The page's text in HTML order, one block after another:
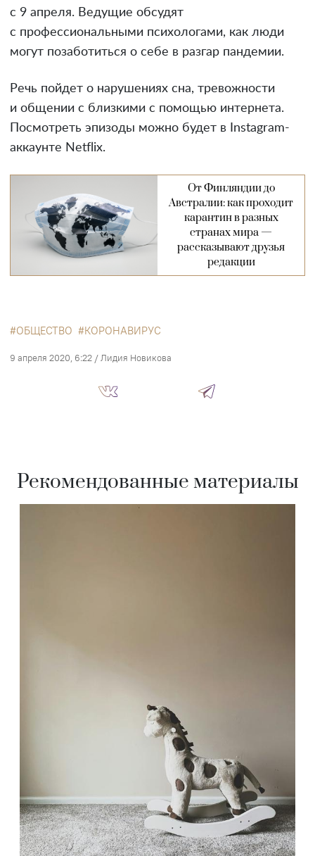
с 9 апреля. Ведущие обсудят
с профессиональными психологами, как люди
могут позаботиться о себе в разгар пандемии.
Речь пойдет о нарушениях сна, тревожности
и общении с близкими с помощью интернета.
Посмотреть эпизоды можно будет в Instagram-
аккаунте Netflix.
От Финляндии до
Австралии: как проходит
карантин в разных
странах мира —
рассказывают друзья
редакции
ОБЩЕСТВО КОРОНАВИРУС
9 апреля 2020, 6:22 / Лидия Новикова
Рекомендованные материалы